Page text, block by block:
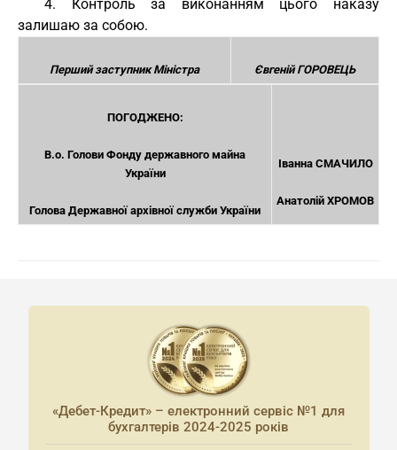
4. Контроль за виконанням цього наказу
залишаю за собою.
Перший заступник Міністра Євгеній ГОРОВЕЦЬ
ПОГОДЖЕНО:
В.о. Голови Фонду державного майна
України
Голова Державної архівної служби України
Іванна СМАЧИЛО
Анатолій ХРОМОВ
«Дебет-Кредит» – електронний сервіс №1 для
бухгалтерів 2024-2025 років